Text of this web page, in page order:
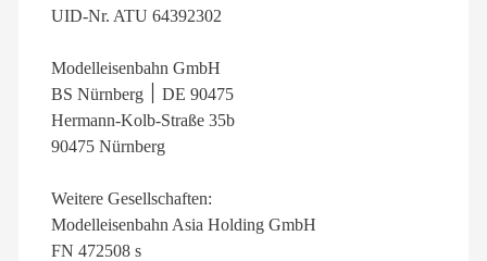
UID-Nr. ATU 64392302
Modelleisenbahn GmbH
BS Nürnberg ׀ DE 90475
Hermann-Kolb-Straße 35b
90475 Nürnberg
Weitere Gesellschaften:
Modelleisenbahn Asia Holding GmbH
FN 472508 s